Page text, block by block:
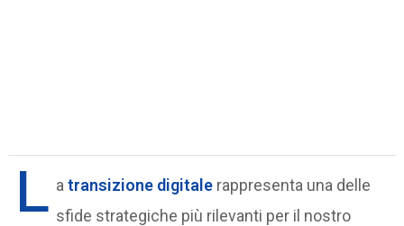
L atransizione digitale rappresenta una delle
sfide strategiche più rilevanti per il nostro